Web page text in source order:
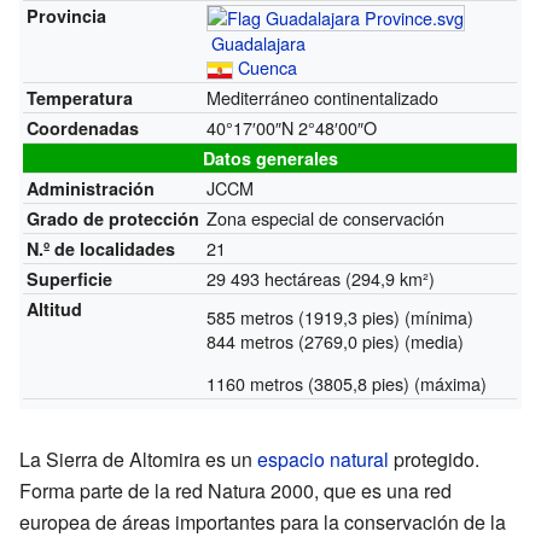
Provincia
Guadalajara
Cuenca
Temperatura Mediterráneo continentalizado
Coordenadas 40°17′00″N2°48′00″O
Datos generales
Administración
JCCM
Grado de protección Zona especial de conservación
N.º de localidades 21
Superficie 29 493 hectáreas (294,9 km²)
Altitud
585 metros (1919,3 pies) (mínima)
844 metros (2769,0 pies) (media)
1160 metros (3805,8 pies) (máxima)
La Sierra de Altomira es un espacio natural protegido.
Forma parte de la red Natura 2000, que es una red
europea de áreas importantes para la conservación de la